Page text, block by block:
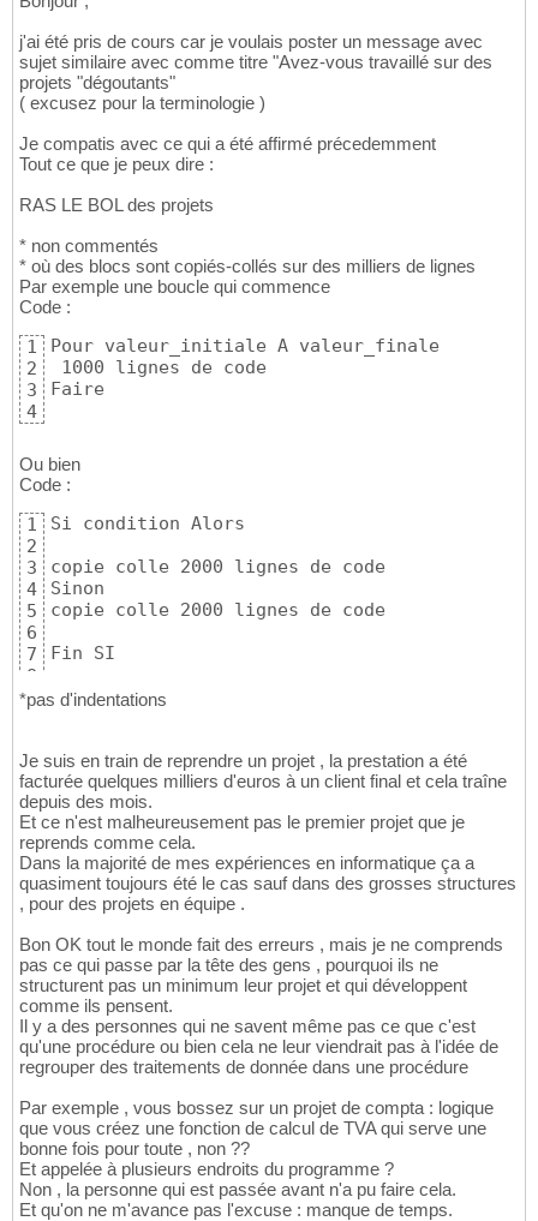
j'ai été pris de cours car je voulais poster un message avec
sujet similaire avec comme titre "Avez-vous travaillé sur des
projets "dégoutants"
( excusez pour la terminologie )
Je compatis avec ce qui a été affirmé précedemment
Tout ce que je peux dire :
RAS LE BOL des projets
* non commentés
* où des blocs sont copiés-collés sur des milliers de lignes
Par exemple une boucle qui commence
Code :
1
2
3
4
Pour valeur_initiale A valeur_finale
1000 lignes de code
Faire
Ou bien
Code :
1
2
3
4
5
6
7
8
Si condition Alors
copie colle 2000 lignes de code
Sinon
copie colle 2000 lignes de code
Fin SI
*pas d'indentations
Je suis en train de reprendre un projet , la prestation a été
facturée quelques milliers d'euros à un client final et cela traîne
depuis des mois.
Et ce n'est malheureusement pas le premier projet que je
reprends comme cela.
Dans la majorité de mes expériences en informatique ça a
quasiment toujours été le cas sauf dans des grosses structures
, pour des projets en équipe .
Bon OK tout le monde fait des erreurs , mais je ne comprends
pas ce qui passe par la tête des gens , pourquoi ils ne
structurent pas un minimum leur projet et qui développent
comme ils pensent.
Il y a des personnes qui ne savent même pas ce que c'est
qu'une procédure ou bien cela ne leur viendrait pas à l'idée de
regrouper des traitements de donnée dans une procédure
Par exemple , vous bossez sur un projet de compta : logique
que vous créez une fonction de calcul de TVA qui serve une
bonne fois pour toute , non ??
Et appelée à plusieurs endroits du programme ?
Non , la personne qui est passée avant n'a pu faire cela.
Et qu'on ne m'avance pas l'excuse : manque de temps.